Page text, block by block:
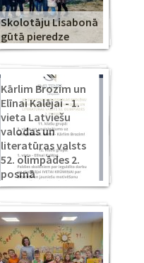
Skolotāju Lisabonā
gūtā pieredze
Kārlim Brozim un
Elīnai Kalējai - 1.
vieta Latviešu
valodas un
literatūras valsts
52. olimpādes 2.
posmā